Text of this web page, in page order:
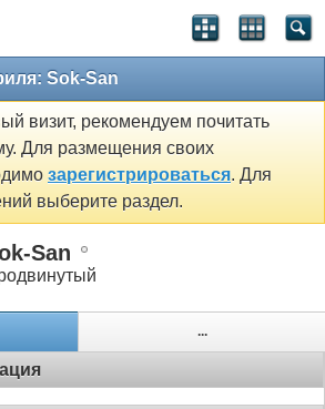
Sok-San
визит, рекомендуем почитать
Для размещения своих
зарегистрироваться. Для
выберите раздел.
San
...